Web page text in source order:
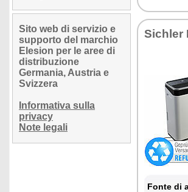
Sito web di servizio e
supporto del marchio
Elesion per le aree di
distribuzione
Germania, Austria e
Svizzera
Informativa sulla
privacy
Note legali
Sichler
Fonte di